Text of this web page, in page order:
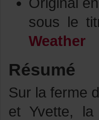
Weather
Résumé